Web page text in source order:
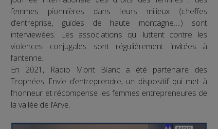
femmes pionnières dans leurs milieux (cheffes
d’entreprise, guides de haute montagne….) sont
interviewées. Les associations qui luttent contre les
violences conjugales sont régulièrement invitées à
l’antenne.
En 2021, Radio Mont Blanc a été partenaire des
Trophées Envie d’entreprendre, un dispositif qui met à
l’honneur et récompense les femmes entrepreneures de
la vallée de l’Arve.